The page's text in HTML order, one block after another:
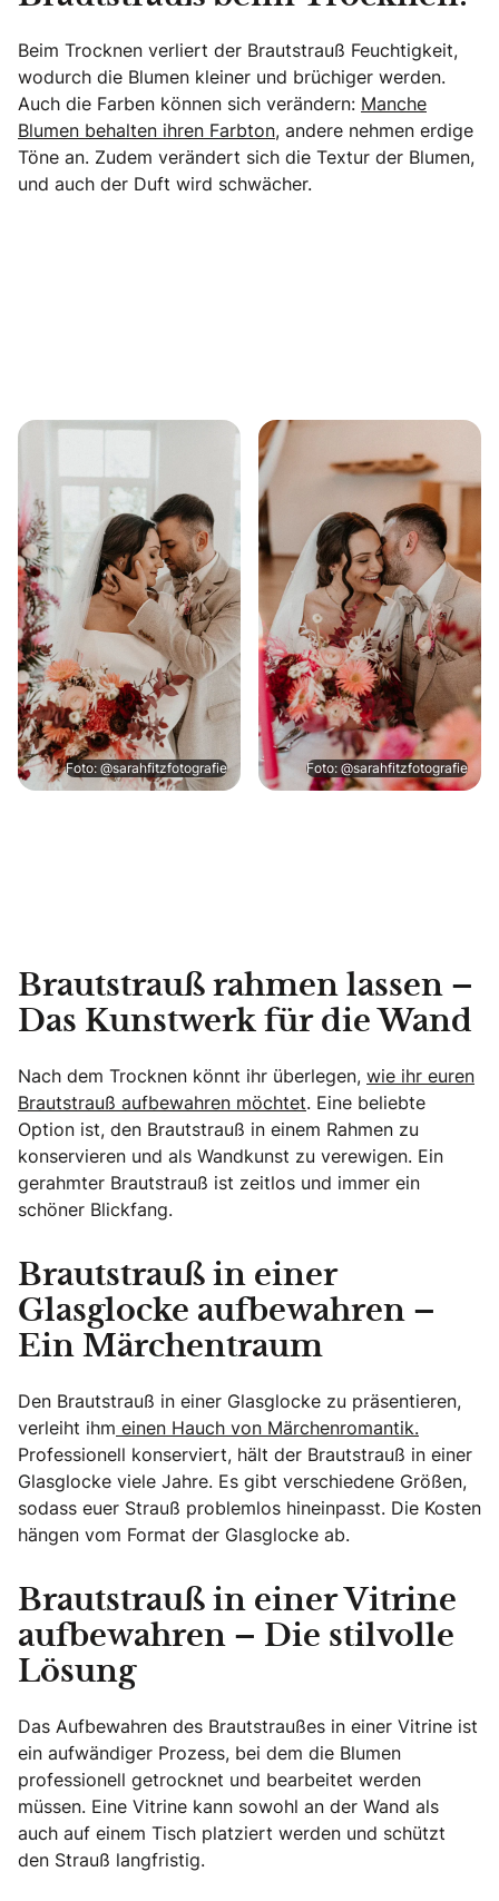
Beim Trocknen verliert der Brautstrauß Feuchtigkeit,
wodurch die Blumen kleiner und brüchiger werden.
Auch die Farben können sich verändern: Manche
Blumen behalten ihren Farbton, andere nehmen erdige
Töne an. Zudem verändert sich die Textur der Blumen,
und auch der Duft wird schwächer.
Foto: @sarahfitzfotografie Foto: @sarahfitzfotografie
Brautstrauß rahmen lassen –
Das Kunstwerk für die Wand
Nach dem Trocknen könnt ihr überlegen, wie ihr euren
Brautstrauß aufbewahren möchtet. Eine beliebte
Option ist, den Brautstrauß in einem Rahmen zu
konservieren und als Wandkunst zu verewigen. Ein
gerahmter Brautstrauß ist zeitlos und immer ein
schöner Blickfang.
Brautstrauß in einer
Glasglocke aufbewahren –
Ein Märchentraum
Den Brautstrauß in einer Glasglocke zu präsentieren,
verleiht ihm einen Hauch von Märchenromantik.
Professionell konserviert, hält der Brautstrauß in einer
Glasglocke viele Jahre. Es gibt verschiedene Größen,
sodass euer Strauß problemlos hineinpasst. Die Kosten
hängen vom Format der Glasglocke ab.
Brautstrauß in einer Vitrine
aufbewahren – Die stilvolle
Lösung
Das Aufbewahren des Brautstraußes in einer Vitrine ist
ein aufwändiger Prozess, bei dem die Blumen
professionell getrocknet und bearbeitet werden
müssen. Eine Vitrine kann sowohl an der Wand als
auch auf einem Tisch platziert werden und schützt
den Strauß langfristig.